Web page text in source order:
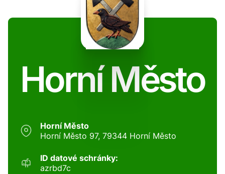
Horní Město
Horní Město
Horní Město 97, 79344 Horní Město
ID datové schránky:
azrbd7c